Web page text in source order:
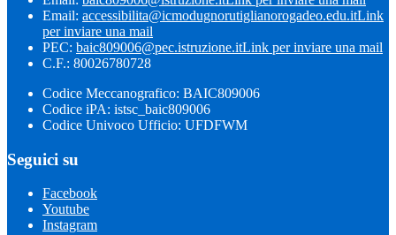
Email: accessibilita@icmodugnorutiglianorogadeo.edu.itLink
per inviare una mail
PEC: baic809006@pec.istruzione.itLink per inviare una mail
C.F.: 80026780728
Codice Meccanografico: BAIC809006
Codice iPA: istsc_baic809006
Codice Univoco Ufficio: UFDFWM
Seguici su
Facebook
Youtube
Instagram